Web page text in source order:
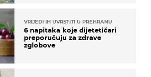
VRIJEDI IH UVRSTITI U PREHRANU
6 napitaka koje dijetetičari
preporučuju za zdrave
zglobove